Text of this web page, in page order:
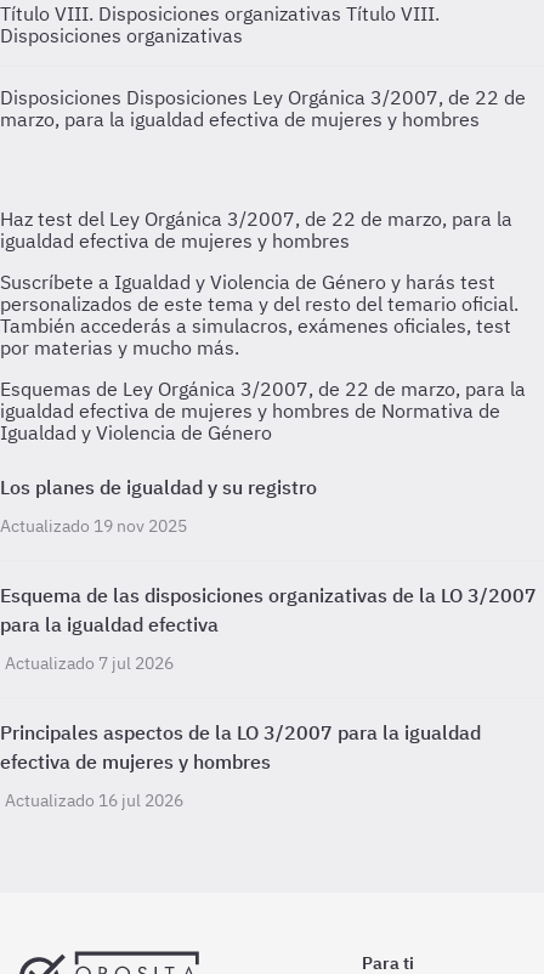
Título VIII. Disposiciones organizativas Título VIII.
Disposiciones organizativas
Disposiciones Disposiciones Ley Orgánica 3/2007, de 22 de
marzo, para la igualdad efectiva de mujeres y hombres
Esquemas de Ley Orgánica 3/2007, de 22 de marzo, para la
igualdad efectiva de mujeres y hombres de Normativa de
Igualdad y Violencia de Género
Los planes de igualdad y su registro
Actualizado 19 nov 2025
Esquema de las disposiciones organizativas de la LO 3/2007
para la igualdad efectiva
Actualizado 7 jul 2026
Principales aspectos de la LO 3/2007 para la igualdad
efectiva de mujeres y hombres
Actualizado 16 jul 2026
Para ti